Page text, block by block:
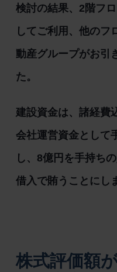
検討の結果、2階フ
してご利用、他のフ
動産グループがお引
た。
建設資金は、諸経費
会社運営資金として
し、8億円を手持ち
借入で賄うことにし
株式評価額